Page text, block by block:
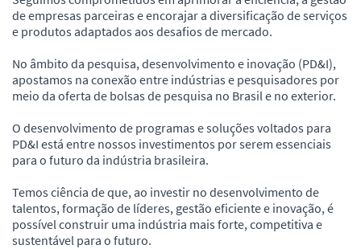
de empresas parceiras e encorajar a diversificação de serviços
e produtos adaptados aos desafios de mercado.
No âmbito da pesquisa, desenvolvimento e inovação (PD&I),
apostamos na conexão entre indústrias e pesquisadores por
meio da oferta de bolsas de pesquisa no Brasil e no exterior.
O desenvolvimento de programas e soluções voltados para
PD&I está entre nossos investimentos por serem essenciais
para o futuro da indústria brasileira.
Temos ciência de que, ao investir no desenvolvimento de
talentos, formação de líderes, gestão eficiente e inovação, é
possível construir uma indústria mais forte, competitiva e
sustentável para o futuro.